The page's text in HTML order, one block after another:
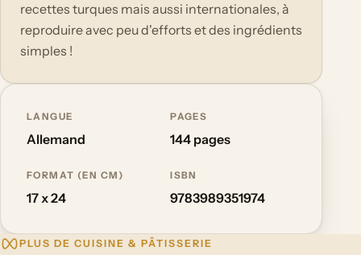
recettes turques mais aussi internationales, à
reproduire avec peu d'efforts et des ingrédients
simples !
LANGUE
Allemand
PAGES
144 pages
FORMAT (EN CM)
17 x 24
ISBN
9783989351974
PLUS DE CUISINE & PÂTISSERIE